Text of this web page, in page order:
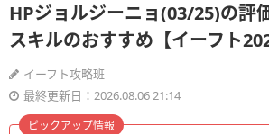
HPジョルジーニョ(03/25)の評
スキルのおすすめ【イーフト
イーフト攻略班
最終更新日：2026.08.06 21:14
ピックアップ情報